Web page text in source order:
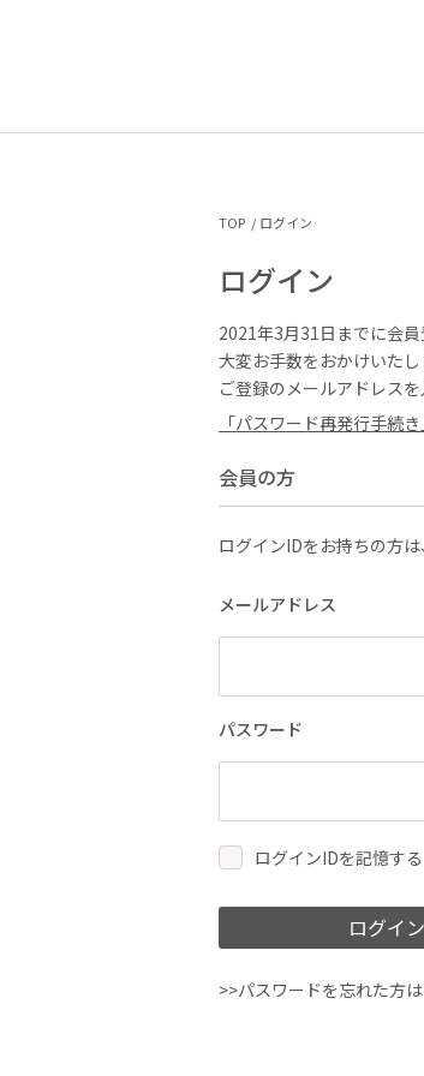
TOP ログイン
ログイン
2021年3月31日までに会
大変お手数をおかけいた
ご登録のメールアドレス
「パスワード再発行手続
会員の方
ログインIDをお持ちの方
メールアドレス
パスワード
ログインIDを記憶する
ログイン
>>パスワードを忘れた方